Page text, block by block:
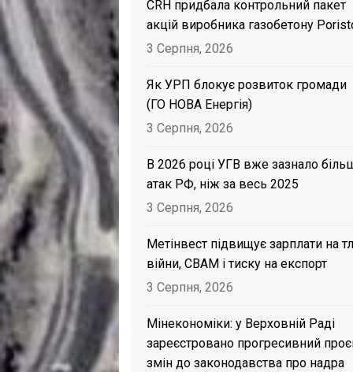
CRH придбала контрольний пакет
акцій виробника газобетону
3 Серпня, 2026
Як УРП блокує розвиток громади
(ГО НОВА Енергія)
3 Серпня, 2026
В 2026 році УГВ вже зазнало
атак РФ, ніж за весь 2025
3 Серпня, 2026
Метінвест підвищує зарплати на
війни, CBAM і тиску на експорт
3 Серпня, 2026
Мінекономіки: у Верховній Раді
зареєстровано прогресивний
змін до законодавства про надра